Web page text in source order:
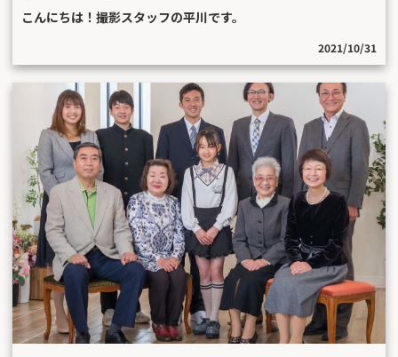
こんにちは！撮影スタッフの平川です。
2021/10/31